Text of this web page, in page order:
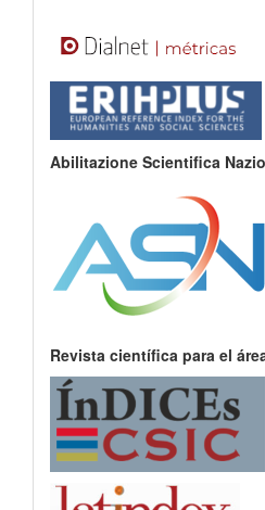
Abilitazione Scientifica
Revista científica para el